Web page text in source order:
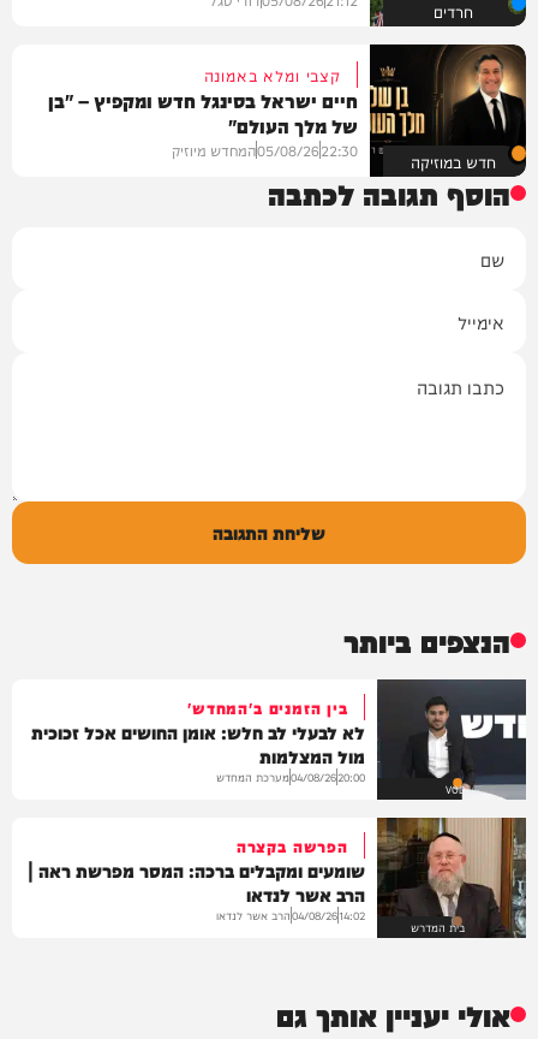
חרדים
חדש במוזיקה
קצבי ומלא באמונה
חיים ישראל בסינגל חדש ומקפיץ – "בן
של מלך העולם"
22:30
05/08/26המחדש מיוזיק
הוסף תגובה לכתבה
שליחת התגובה
הנצפים ביותר
VOD
בין הזמנים ב'המחדש'
לא לבעלי לב חלש: אומן החושים אכל זכוכית
מול המצלמות
20:00
04/08/26מערכת המחדש
בית המדרש
הפרשה בקצרה
שומעים ומקבלים ברכה: המסר מפרשת ראה |
הרב אשר לנדאו
14:02
04/08/26הרב אשר לנדאו
אולי יעניין אותך גם